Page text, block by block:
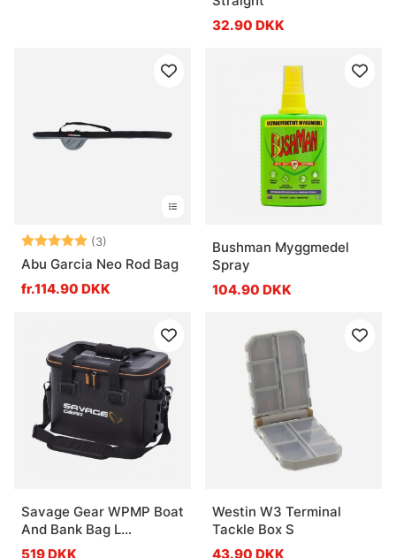
32.90 DKK
Vurdering: (3)
5.0 ud af 5 stjerner
Abu Garcia Neo Rod Bag
fr.114.90 DKK
Bushman Myggmedel
Spray
104.90 DKK
Savage Gear WPMP Boat
And Bank Bag L
36X23X28cm 24L
519 DKK
Westin W3 Terminal
Tackle Box S
43.90 DKK